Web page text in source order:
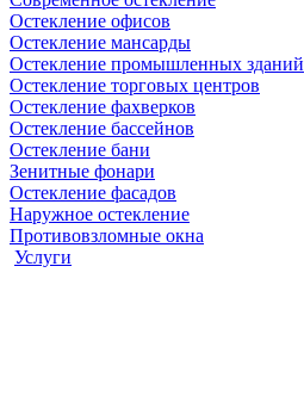
Остекление офисов
Остекление мансарды
Остекление промышленных зданий
Остекление торговых центров
Остекление фахверков
Остекление бассейнов
Остекление бани
Зенитные фонари
Остекление фасадов
Наружное остекление
Противовзломные окна
Услуги